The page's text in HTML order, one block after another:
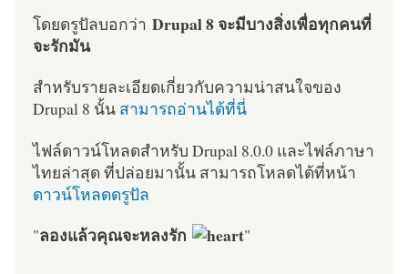
โดยดรูปัลบอกว่า Drupal 8 จะมีบางสิ่งเพื่อทุกคนที่
จะรักมัน
สำหรับรายละเอียดเกี่ยวกับความน่าสนใจของ
Drupal 8 นั้น สามารถอ่านได้ที่นี่
ไฟล์ดาวน์โหลดสำหรับ Drupal 8.0.0 และไฟล์ภาษา
ไทยล่าสุด ที่ปล่อยมานั้น สามารถโหลดได้ที่หน้า
ดาวน์โหลดดรูปัล
"ลองแล้วคุณจะหลงรัก "